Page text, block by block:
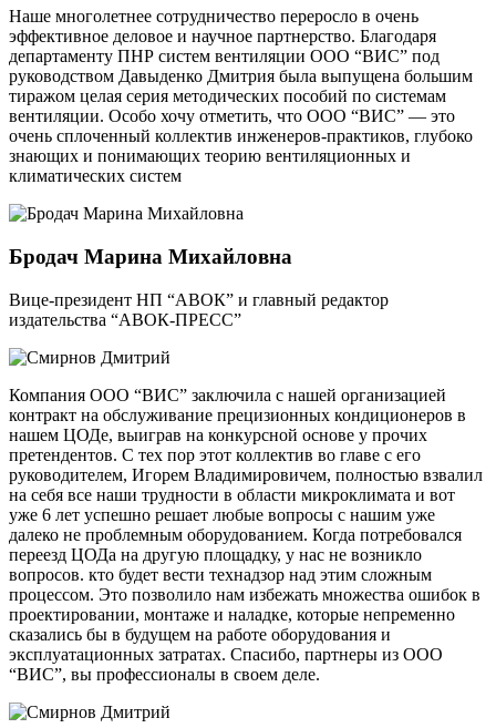
Наше многолетнее сотрудничество переросло в очень
эффективное деловое и научное партнерство. Благодаря
департаменту ПНР систем вентиляции ООО “ВИС” под
руководством Давыденко Дмитрия была выпущена большим
тиражом целая серия методических пособий по системам
вентиляции. Особо хочу отметить, что ООО “ВИС” — это
очень сплоченный коллектив инженеров-практиков, глубоко
знающих и понимающих теорию вентиляционных и
климатических систем
Бродач Марина Михайловна
Вице-президент НП “АВОК” и главный редактор
издательства “АВОК-ПРЕСС”
Компания ООО “ВИС” заключила с нашей организацией
контракт на обслуживание прецизионных кондиционеров в
нашем ЦОДе, выиграв на конкурсной основе у прочих
претендентов. С тех пор этот коллектив во главе с его
руководителем, Игорем Владимировичем, полностью взвалил
на себя все наши трудности в области микроклимата и вот
уже 6 лет успешно решает любые вопросы с нашим уже
далеко не проблемным оборудованием. Когда потребовался
переезд ЦОДа на другую площадку, у нас не возникло
вопросов. кто будет вести технадзор над этим сложным
процессом. Это позволило нам избежать множества ошибок в
проектировании, монтаже и наладке, которые непременно
сказались бы в будущем на работе оборудования и
эксплуатационных затратах. Спасибо, партнеры из ООО
“ВИС”, вы профессионалы в своем деле.